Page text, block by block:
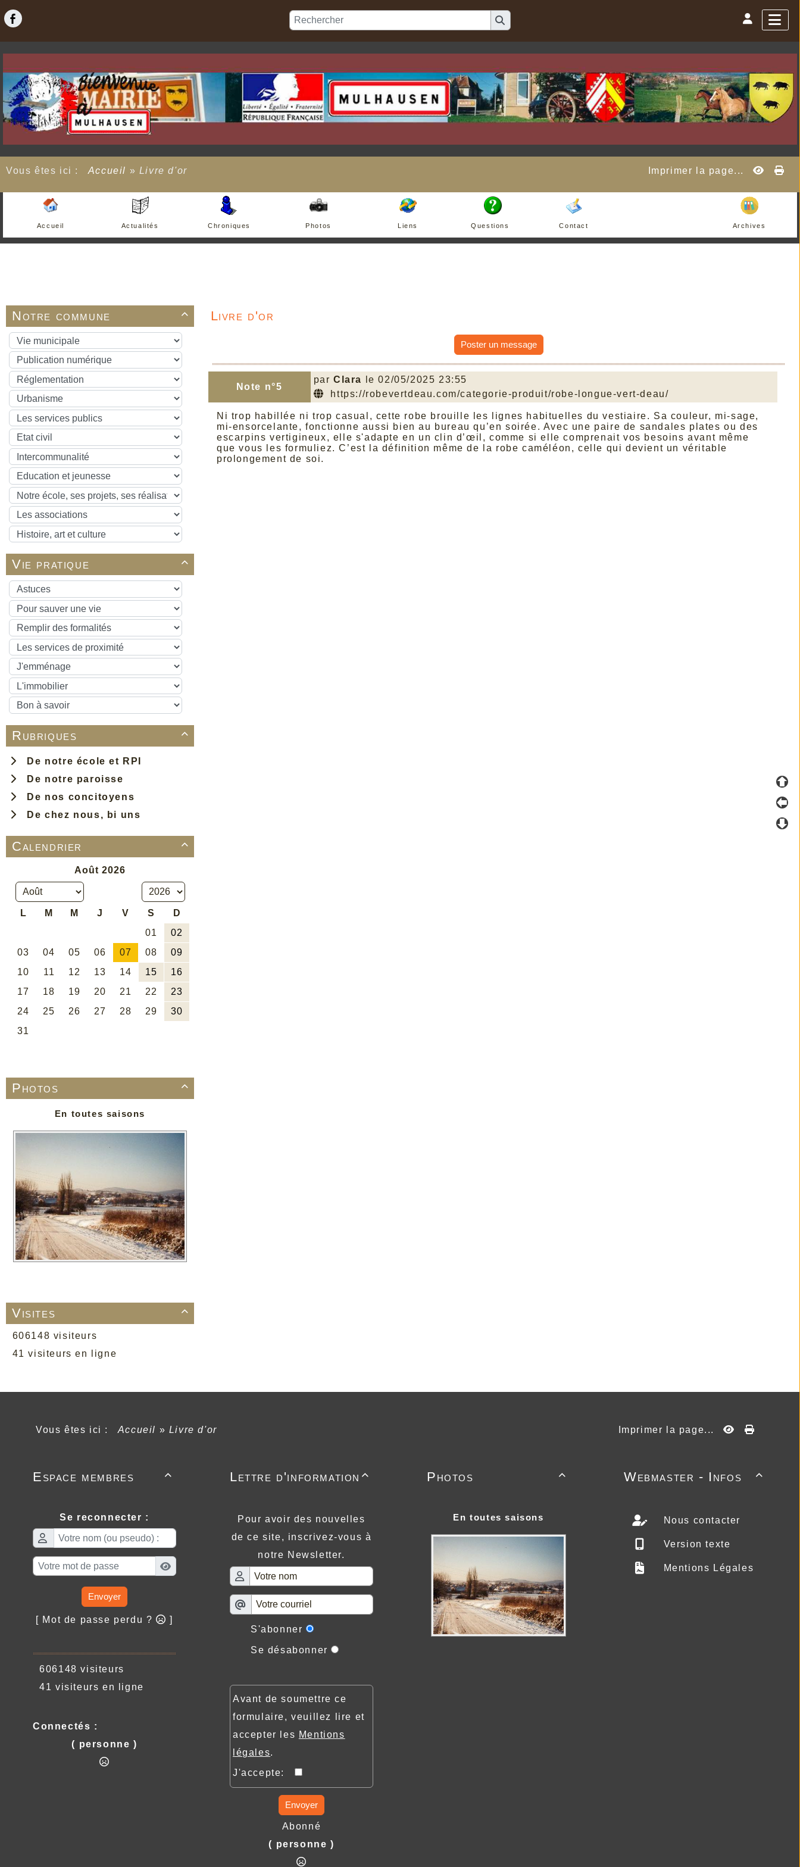
Vous êtes ici : Accueil » Livre d'or Imprimer la page...
Accueil Actualités Chroniques Photos Liens Questions Contact Archives

Notre commune

Vie pratique

Rubriques
De notre école et RPI
De notre paroisse
De nos concitoyens
De chez nous, bi uns

Calendrier

Photos
En toutes saisons

Visites
606148 visiteurs
41 visiteurs en ligne
Livre d'or
Poster un message
Note n°5
par Clara
le 02/05/2025 23:55
https://robevertdeau.com/categorie-produit/robe-longue-vert-deau/
Ni trop habillée ni trop casual, cette robe brouille les lignes habituelles du vestiaire. Sa couleur, mi-sage,
mi-ensorcelante, fonctionne aussi bien au bureau qu’en soirée. Avec une paire de sandales plates ou des
escarpins vertigineux, elle s'adapte en un clin d’œil, comme si elle comprenait vos besoins avant même
que vous les formuliez. C’est la définition même de la robe caméléon, celle qui devient un véritable
prolongement de soi.
Vous êtes ici : Accueil » Livre d'or Imprimer la page...

Espace membres
Se reconnecter :
Envoyer
[ Mot de passe perdu ? ]
606148 visiteurs
41 visiteurs en ligne
Connectés :
( personne )

Lettre d'information
Pour avoir des nouvelles
de ce site, inscrivez-vous à
notre Newsletter.
S'abonner
Se désabonner
Avant de soumettre ce
formulaire, veuillez lire et
accepter les Mentions
légales.
J'accepte:
Envoyer
Abonné
( personne )

Photos
En toutes saisons

Webmaster - Infos
Nous contacter
Version texte
Mentions Légales